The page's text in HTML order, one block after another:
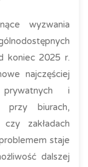
wyzwania
koniec 2025 r.
najczęściej
i
przy biurach,
zakładach
staje
dalszej